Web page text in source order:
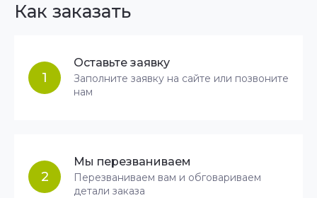
Как заказать
1
Оставьте заявку
Заполните заявку на сайте или позвоните
нам
2
Мы перезваниваем
Перезваниваем вам и обговариваем
детали заказа